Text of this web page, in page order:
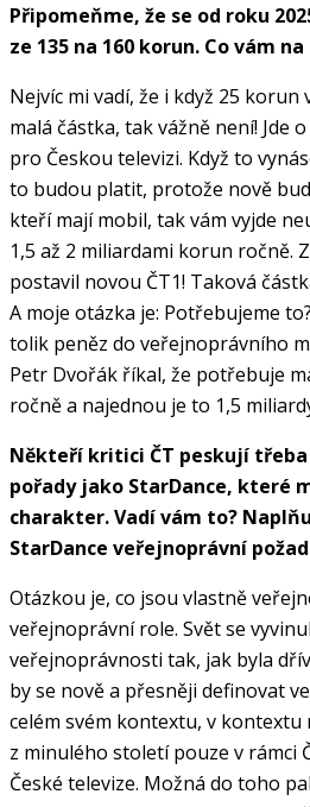
Připomeňme, že se od roku
ze 135 na 160 korun. Co vám
Nejvíc mi vadí, že i když 25
malá částka, tak vážně není! Jde
pro Českou televizi. Když to
to budou platit, protože nově
kteří mají mobil, tak vám vyjde
1,5 až 2 miliardami korun ročně.
postavil novou ČT1! Taková
A moje otázka je: Potřebujeme
tolik peněz do veřejnoprávního
Petr Dvořák říkal, že potřebuje
ročně a najednou je to 1,5
Někteří kritici ČT peskují
pořady jako StarDance, které
charakter. Vadí vám to?
StarDance veřejnoprávní
Otázkou je, co jsou vlastně
veřejnoprávní role. Svět se
veřejnoprávnosti tak, jak byla
by se nově a přesněji definovat
celém svém kontextu, v
z minulého století pouze v rámci
České televize. Možná do toho